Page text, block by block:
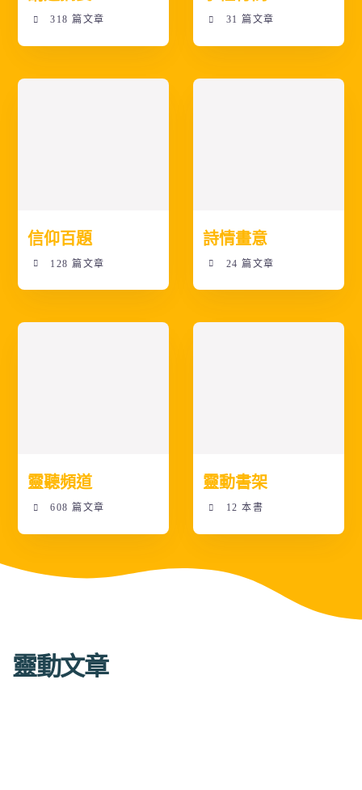
318 篇文章 31 篇文章
信仰百題
128 篇文章
詩情畫意
24 篇文章
靈聽頻道
608 篇文章
靈動書架
12 本書
靈動文章